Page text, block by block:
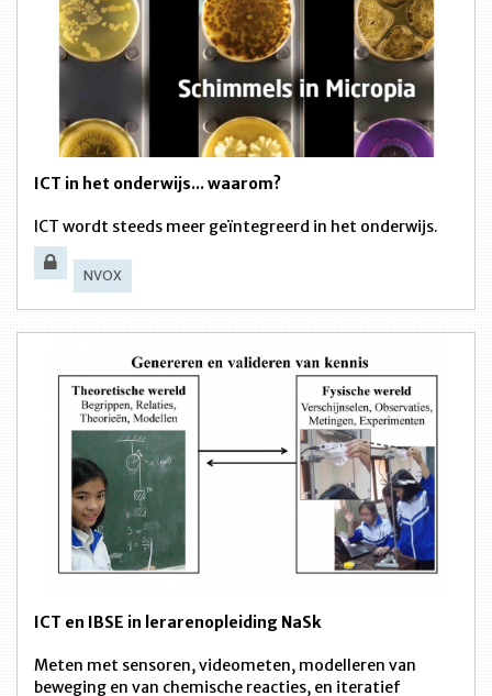
ICT in het onderwijs... waarom?
ICT wordt steeds meer geïntegreerd in het onderwijs.
NVOX
ICT en IBSE in lerarenopleiding NaSk
Meten met sensoren, videometen, modelleren van
beweging en van chemische reacties, en iteratief